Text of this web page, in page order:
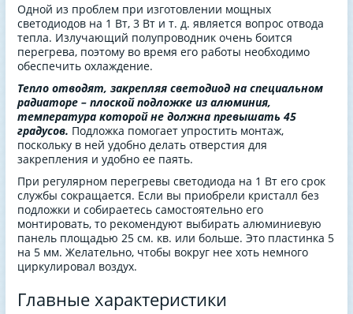
Одной из проблем при изготовлении мощных
светодиодов на 1 Вт, 3 Вт и т. д. является вопрос отвода
тепла. Излучающий полупроводник очень боится
перегрева, поэтому во время его работы необходимо
обеспечить охлаждение.
Тепло отводят, закрепляя светодиод на специальном
радиаторе – плоской подложке из алюминия,
температура которой не должна превышать 45
градусов. Подложка помогает упростить монтаж,
поскольку в ней удобно делать отверстия для
закрепления и удобно ее паять.
При регулярном перегревы светодиода на 1 Вт его срок
службы сокращается. Если вы приобрели кристалл без
подложки и собираетесь самостоятельно его
монтировать, то рекомендуют выбирать алюминиевую
панель площадью 25 см. кв. или больше. Это пластинка 5
на 5 мм. Желательно, чтобы вокруг нее хоть немного
циркулировал воздух.
Главные характеристики